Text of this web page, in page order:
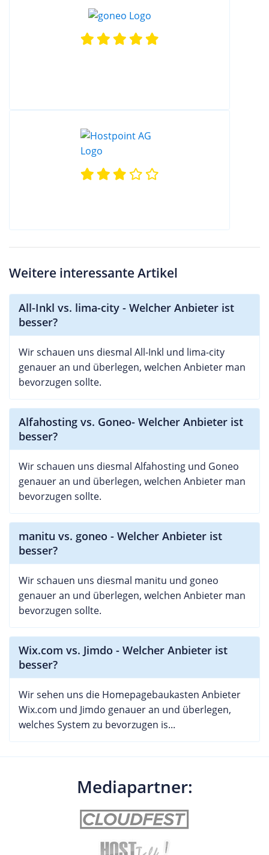
Weitere interessante Artikel
All-Inkl vs. lima-city - Welcher Anbieter ist
besser?
Wir schauen uns diesmal All-Inkl und lima-city
genauer an und überlegen, welchen Anbieter man
bevorzugen sollte.
Alfahosting vs. Goneo- Welcher Anbieter ist
besser?
Wir schauen uns diesmal Alfahosting und Goneo
genauer an und überlegen, welchen Anbieter man
bevorzugen sollte.
manitu vs. goneo - Welcher Anbieter ist
besser?
Wir schauen uns diesmal manitu und goneo
genauer an und überlegen, welchen Anbieter man
bevorzugen sollte.
Wix.com vs. Jimdo - Welcher Anbieter ist
besser?
Wir sehen uns die Homepagebaukasten Anbieter
Wix.com und Jimdo genauer an und überlegen,
welches System zu bevorzugen is...
Mediapartner: